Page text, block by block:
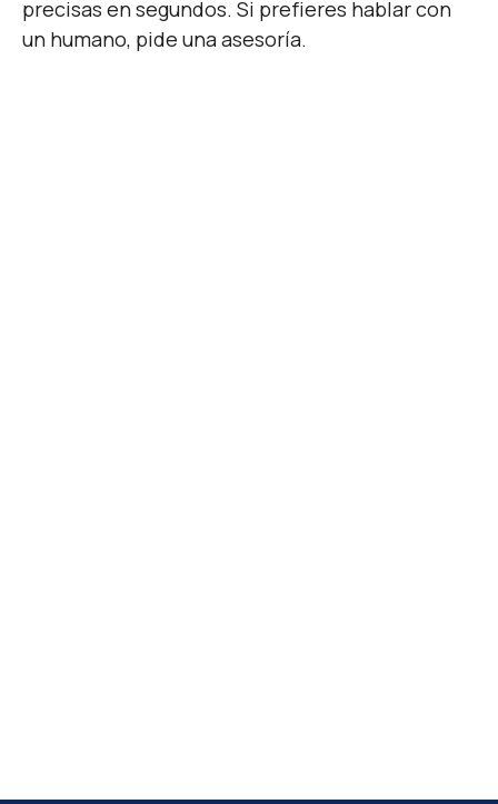
completa sobre cada acción realizada.
precisas en segundos. Si prefieres hablar con
un humano, pide una asesoría.